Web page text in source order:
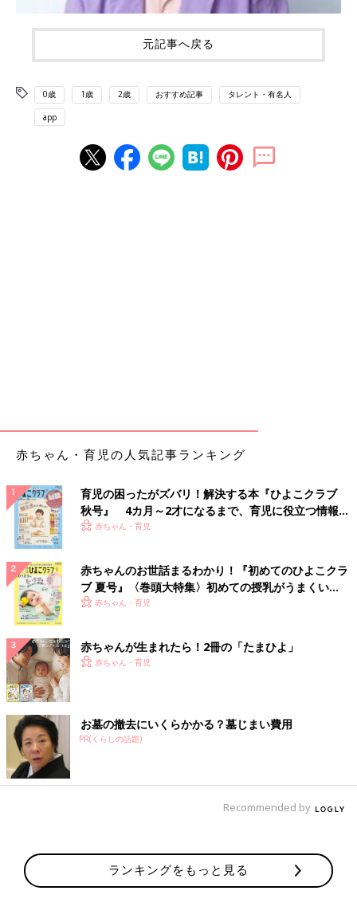
元記事へ戻る
0歳 1歳 2歳 おすすめ記事 タレント・有名人
app
赤ちゃん・育児の人気記事ランキング
育児の困ったがズバリ！解決する本『ひよこクラブ
秋号』 4カ月～2才になるまで、育児に役立つ情報が
いっぱい！
赤ちゃん・育児
赤ちゃんのお世話まるわかり！『初めてのひよこクラ
ブ 夏号』〈巻頭大特集〉初めての授乳がうまくい
く！ おっぱい・ミルクの基本と夏のトラブル 解決テ
赤ちゃん・育児
赤ちゃんが生まれたら！2冊の「たまひよ」
赤ちゃん・育児
お墓の撤去にいくらかかる？墓じまい費用
PR(くらしの話題)
Recommended by
ランキングをもっと見る